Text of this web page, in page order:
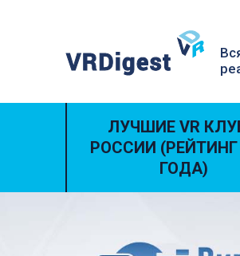
ЛУЧШИЕ VR
РОССИИ (РЕЙТИНГ
ГОДА)